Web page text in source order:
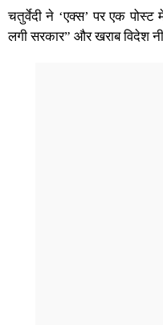
चतुर्वेदी ने ‘एक्स’ पर एक
लगी सरकार” और खराब विदेश